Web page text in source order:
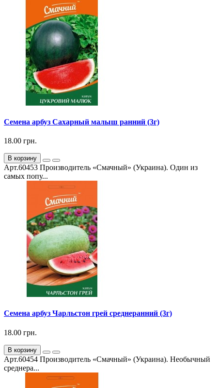
Семена арбуз Сахарный малыш ранний (3г)
18.00 грн.
В корзину
Арт.60453 Производитель «Смачный» (Украина). Один из
самых попу...
Семена арбуз Чарльстон грей среднеранний (3г)
18.00 грн.
В корзину
Арт.60454 Производитель «Смачный» (Украина). Необычный
среднера...